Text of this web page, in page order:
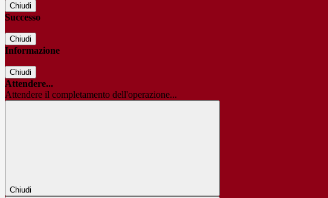
Chiudi
Successo
Chiudi
Informazione
Chiudi
Attendere...
Attendere il completamento dell'operazione...
Chiudi